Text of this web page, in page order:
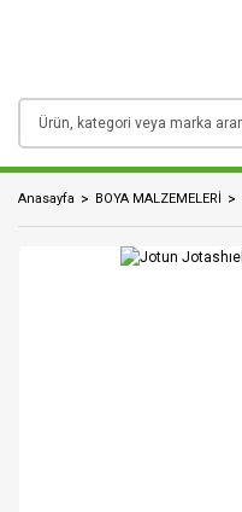
Anasayfa BOYA MALZEMELERİ